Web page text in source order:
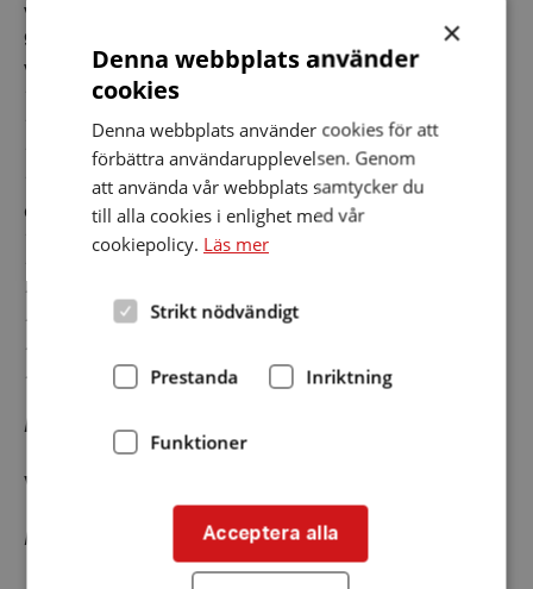
verksamhetsår
9. Revisorernas berättelse från föregående
verksamhetsår
10. Fråga om ansvarsfrihet för styrelsen
11. Förslag från styrelsen och medlemmar
12. Val av föreningsordförande
13. Fastställande av antal ledamöter samt eventuella
ersättare i styrelsen
14. Val av övriga ledamöter samt ersättare i styrelsen
16. Fastställande av arvoderingspolicy
17. Val av valberedning
18. Styrelsens rapport om aktuella frågor
19. Mötet avslutas
Det digitala årsmötet är skriv- och teckenspråkstolkat.
Varmt välkommen!
HRF Stockholms styrelse
×
Denna webbplats använder
cookies
Denna webbplats använder cookies för att
förbättra användarupplevelsen. Genom
att använda vår webbplats samtycker du
till alla cookies i enlighet med vår
cookiepolicy. Läs mer
Strikt nödvändigt
Prestanda Inriktning
Funktioner
Acceptera alla